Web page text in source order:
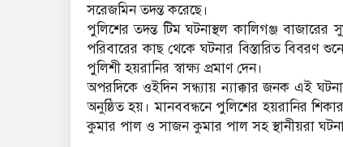
সরেজমিন তদন্ত করেছে।
পুলিশের তদন্ত টিম ঘটনাস্থল কালিগঞ্জ বাজারের
পরিবারের কাছ থেকে ঘটনার বিস্তারিত বিবরণ
পুলিশী হয়রানির স্বাক্ষ্য প্রমাণ দেন।
অপরদিকে ওইদিন সন্ধ্যায় ন্যাক্কার জনক এই
অনুষ্ঠিত হয়। মানববন্ধনে পুলিশের হয়রানির
কুমার পাল ও সাজন কুমার পাল সহ স্থানীয়রা ঘটনার